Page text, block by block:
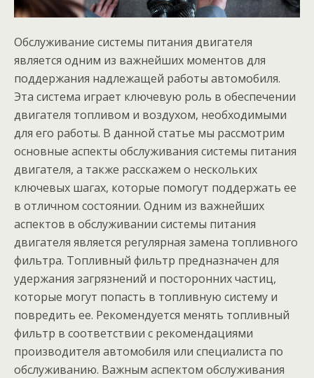
Обслуживание системы питания двигателя
является одним из важнейших моментов для
поддержания надлежащей работы автомобиля.
Эта система играет ключевую роль в обеспечении
двигателя топливом и воздухом, необходимыми
для его работы. В данной статье мы рассмотрим
основные аспекты обслуживания системы питания
двигателя, а также расскажем о нескольких
ключевых шагах, которые помогут поддержать ее
в отличном состоянии. Одним из важнейших
аспектов в обслуживании системы питания
двигателя является регулярная замена топливного
фильтра. Топливный фильтр предназначен для
удержания загрязнений и посторонних частиц,
которые могут попасть в топливную систему и
повредить ее. Рекомендуется менять топливный
фильтр в соответствии с рекомендациями
производителя автомобиля или специалиста по
обслуживанию. Важным аспектом обслуживания